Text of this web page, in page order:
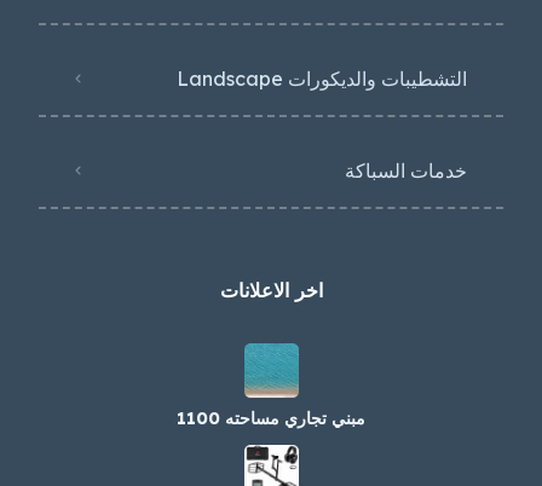
التشطيبات والديكورات Landscape
خدمات السباكة
اخر الاعلانات
مبني تجاري مساحته 1100